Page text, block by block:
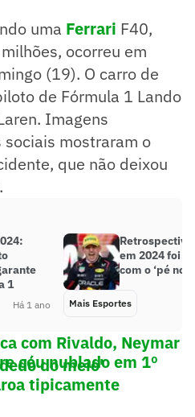
uma Ferrari F40,
ocorreu em
(19). O carro de
de Fórmula 1 Lando
Imagens
mostraram o
que não deixou
1
Há 1 ano
em 2024 foi a
com o ‘pé no
Mais Esportes
com Rivaldo, Neymar
do meio'
céu nublado em 1º
tipicamente